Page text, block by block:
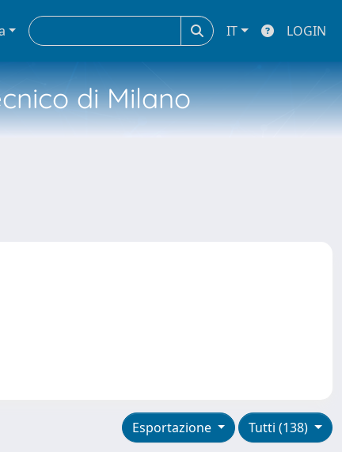
IT LOGIN
di Milano
Tutti (138)
Esportazione